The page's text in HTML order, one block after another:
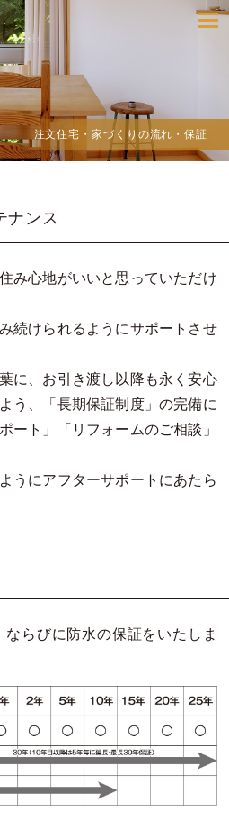
toggle
navigation
注文住宅・家づくりの流れ・保証
ナンス
み心地がいいと思っていただけ
続けられるようにサポートさせ
に、お引き渡し以降も永く安心
う、「長期保証制度」の完備に
ート」「リフォームのご相談」
うにアフターサポートにあたら
らびに防水の保証をいたしま